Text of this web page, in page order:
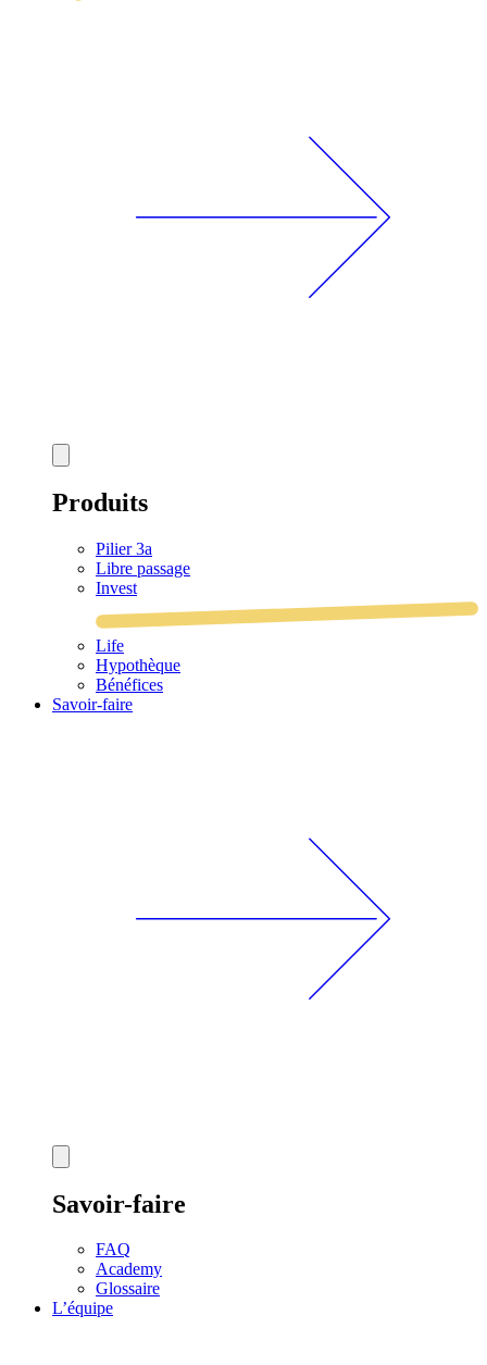
Produits
Pilier 3a
Libre passage
Invest
Life
Hypothèque
Bénéfices
Savoir-faire
Savoir-faire
FAQ
Academy
Glossaire
L’équipe